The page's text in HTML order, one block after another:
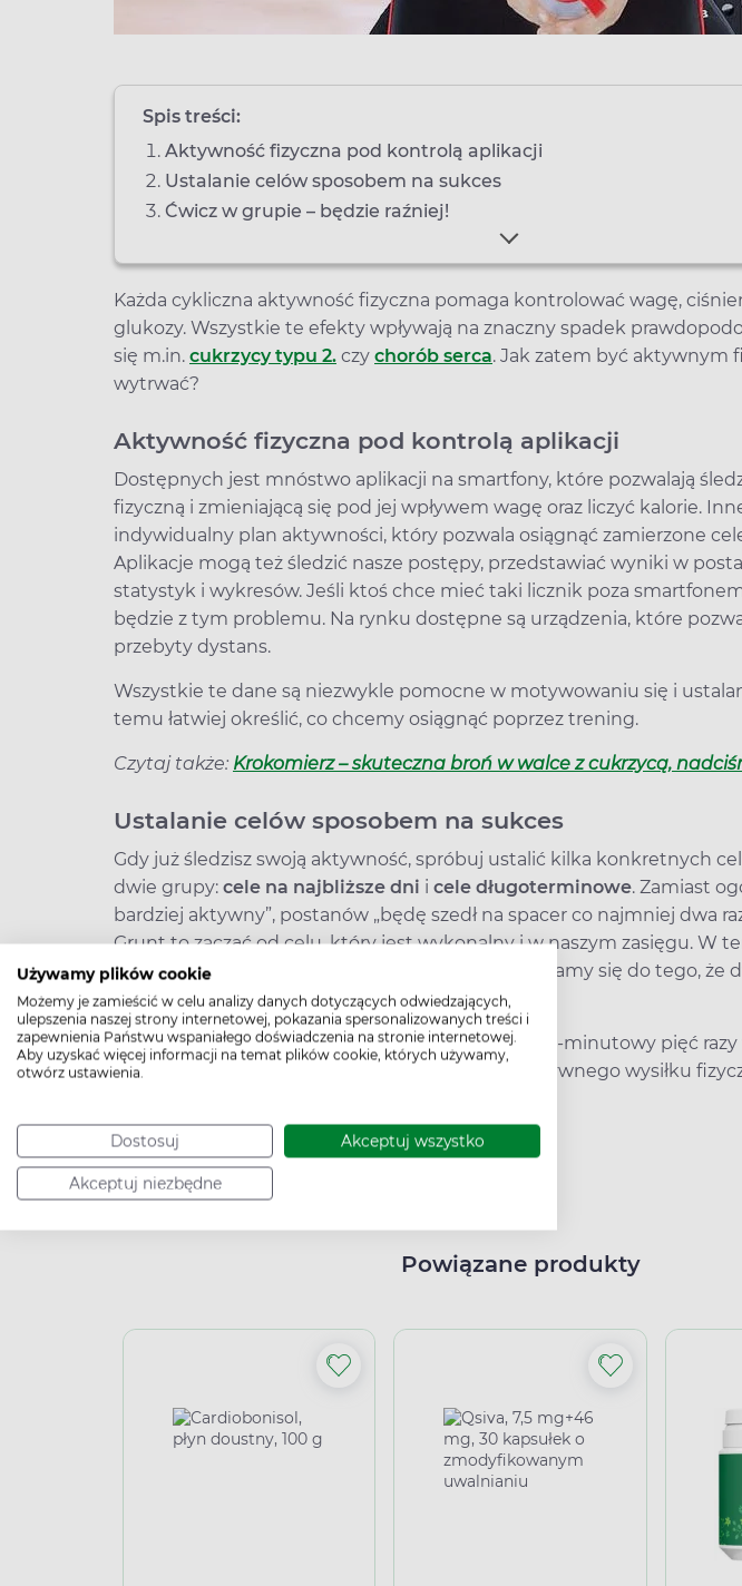
Używamy plików cookie
Możemy je zamieścić w celu analizy danych dotyczących odwiedzających,
ulepszenia naszej strony internetowej, pokazania spersonalizowanych treści i
zapewnienia Państwu wspaniałego doświadczenia na stronie internetowej.
Aby uzyskać więcej informacji na temat plików cookie, których używamy,
otwórz ustawienia.
Dostosuj Akceptuj wszystko
Akceptuj niezbędne
Spis treści:
Aktywność fizyczna pod kontrolą aplikacji
Ustalanie celów sposobem na sukces
Ćwicz w grupie – będzie raźniej!
Każda cykliczna aktywność fizyczna pomaga kontrolować wagę,
glukozy. Wszystkie te efekty wpływają na znaczny spadek
się m.in. cukrzycy typu 2. czy chorób serca. Jak zatem być aktywnym
wytrwać?
Aktywność fizyczna pod kontrolą aplikacji
Dostępnych jest mnóstwo aplikacji na smartfony, które pozwalają
fizyczną i zmieniającą się pod jej wpływem wagę oraz liczyć kalorie.
indywidualny plan aktywności, który pozwala osiągnąć zamierzone
Aplikacje mogą też śledzić nasze postępy, przedstawiać wyniki w
statystyk i wykresów. Jeśli ktoś chce mieć taki licznik poza
będzie z tym problemu. Na rynku dostępne są urządzenia, które
przebyty dystans.
Wszystkie te dane są niezwykle pomocne w motywowaniu się i
temu łatwiej określić, co chcemy osiągnąć poprzez trening.
Czytaj także: Krokomierz – skuteczna broń w walce z cukrzycą,
Ustalanie celów sposobem na sukces
Gdy już śledzisz swoją aktywność, spróbuj ustalić kilka konkretnych
dwie grupy: cele na najbliższe dni i cele długoterminowe. Zamiast
bardziej aktywny”, postanów „będę szedł na spacer co najmniej dwa
Grunt to zacząć od celu, który jest wykonalny i w naszym zasięgu. W
wytwarzamy u siebie zwyczaj, rutynę, przyzwyczajamy się do tego, że
regularnie się ruszamy.
Cel krótkoterminowy to może być np. spacer 5
10-minutowy pięć
długoterminowy: 30 minut umiarkowanie intensywnego wysiłku
High-contrast mode
Powiązane produkty